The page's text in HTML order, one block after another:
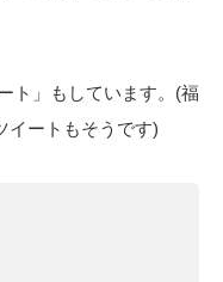
ト」もしています。(福
イートもそうです)